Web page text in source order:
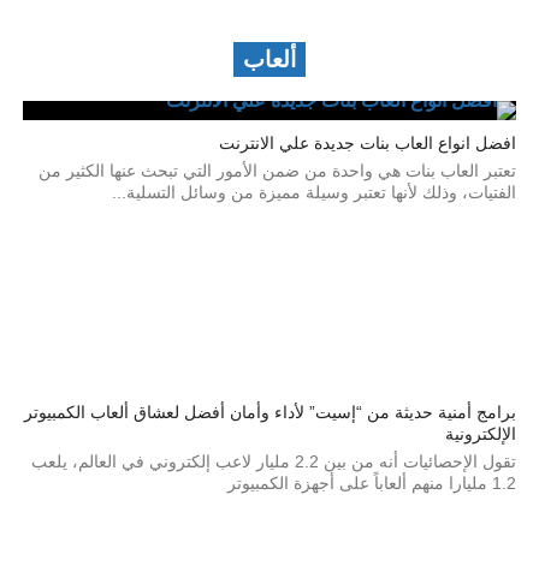
ألعاب
افضل انواع العاب بنات جديدة علي الانترنت
تعتبر العاب بنات هي واحدة من ضمن الأمور التي تبحث عنها الكثير من
الفتيات، وذلك لأنها تعتبر وسيلة مميزة من وسائل التسلية...
برامج أمنية حديثة من “إسيت” لأداء وأمان أفضل لعشاق ألعاب الكمبيوتر
الإلكترونية
تقول الإحصائيات أنه من بين 2.2 مليار لاعب إلكتروني في العالم، يلعب
1.2 مليارا منهم ألعاباً على أجهزة الكمبيوتر